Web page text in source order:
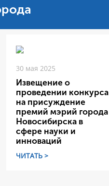
30 мая 2025
Извещение о
проведении конкурса
на присуждение
премий мэрий города
Новосибирска в
сфере науки и
инноваций
ЧИТАТЬ >